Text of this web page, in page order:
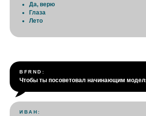
Да, верю
Глаза
Лето
BFRND:
Чтобы ты посоветовал начинающим
ИВАН: